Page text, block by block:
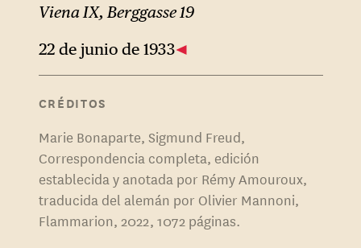
por la que Freud utiliza aquí la
palabra «bárbaros»-: la
inteligencia, la libertad, la
capacidad humana de vivir en
amenazadas también en
Viena, uno de sus refugios.
Viena IX, Berggasse 19
22 de junio de 1933
CRÉDITOS
Marie Bonaparte, Sigmund Freud,
Correspondencia completa, edición
establecida y anotada por Rémy Amouroux,
traducida del alemán por Olivier Mannoni,
Flammarion, 2022, 1072 páginas.